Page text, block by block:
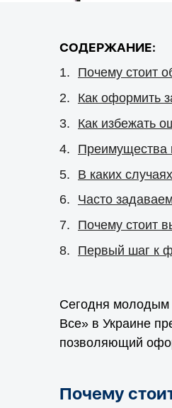
СОДЕРЖАНИЕ:
Почему стоит
Как оформить
Как избежать
Преимущества
В каких
Часто
Почему стоит
Первый шаг к
Сегодня молодым
Все» в Украине
позволяющий
Почему